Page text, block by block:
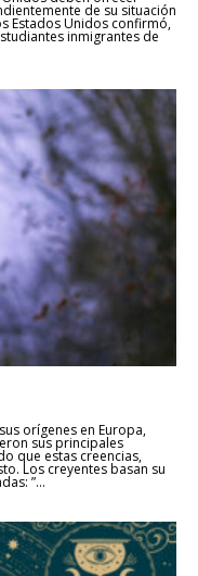
de su situación
Estados Unidos confirmó,
inmigrantes de
orígenes en Europa,
sus principales
que estas creencias,
Los creyentes basan su
”...